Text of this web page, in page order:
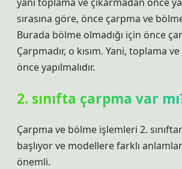
sırasına göre, önce çarpma ve
Burada bölme olmadığı için önce
Çarpmadır, o kısım. Yani, toplama
önce yapılmalıdır.
2. sınıfta çarpma var
Çarpma ve bölme işlemleri 2.
başlıyor ve modellere farklı
önemli.